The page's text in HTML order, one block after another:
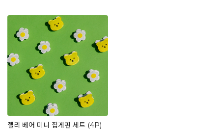
젤리 베어 미니 집게핀 세트 (4P)